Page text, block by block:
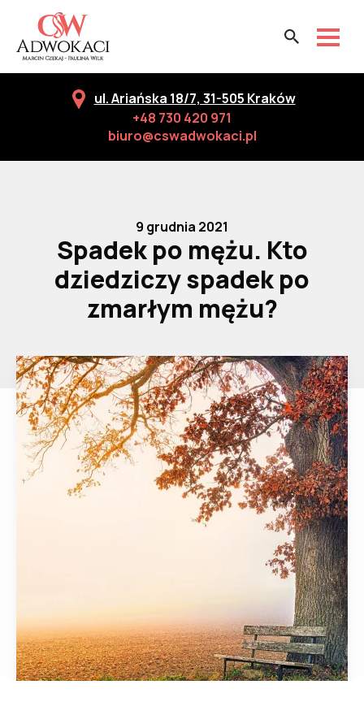
ul. Ariańska 18/7, 31-505 Kraków
+48 730 420 971
biuro@cswadwokaci.pl
9 grudnia 2021
Spadek po mężu. Kto
dziedziczy spadek po
zmarłym mężu?